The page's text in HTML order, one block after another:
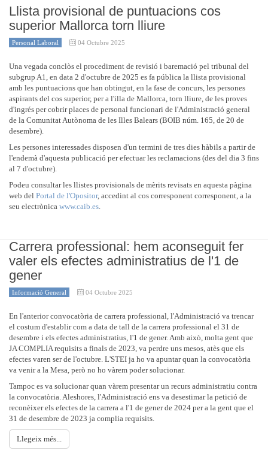
Llista provisional de puntuacions cos
superior Mallorca torn lliure
Personal Laboral 04 Octubre 2025
Una vegada conclòs el procediment de revisió i baremació pel tribunal del
subgrup A1, en data 2 d'octubre de 2025 es fa pública la llista provisional
amb les puntuacions que han obtingut, en la fase de concurs, les persones
aspirants del cos superior, per a l'illa de Mallorca, torn lliure, de les proves
d'ingrés per cobrir places de personal funcionari de l'Administració general
de la Comunitat Autònoma de les Illes Balears (BOIB núm. 165, de 20 de
desembre).
Les persones interessades disposen d'un termini de tres dies hàbils a partir de
l'endemà d'aquesta publicació per efectuar les reclamacions (des del dia 3 fins
al 7 d'octubre).
Podeu consultar les llistes provisionals de mèrits revisats en aquesta pàgina
web del Portal de l'Opositor, accedint al cos corresponent corresponent, a la
seu electrònica www.caib.es.
Carrera professional: hem aconseguit fer
valer els efectes administratius de l'1 de
gener
Informació General 04 Octubre 2025
En l'anterior convocatòria de carrera professional, l'Administració va trencar
el costum d'establir com a data de tall de la carrera professional el 31 de
desembre i els efectes administratius, l'1 de gener. Amb això, molta gent que
JA COMPLIA requisits a finals de 2023, va perdre uns mesos, atès que els
efectes varen ser de l'octubre. L'STEI ja ho va apuntar quan la convocatòria
va venir a la Mesa, però no ho vàrem poder solucionar.
Tampoc es va solucionar quan vàrem presentar un recurs administratiu contra
la convocatòria. Aleshores, l'Administració ens va desestimar la petició de
reconèixer els efectes de la carrera a l'1 de gener de 2024 per a la gent que el
31 de desembre de 2023 ja complia requisits.
Llegeix més...